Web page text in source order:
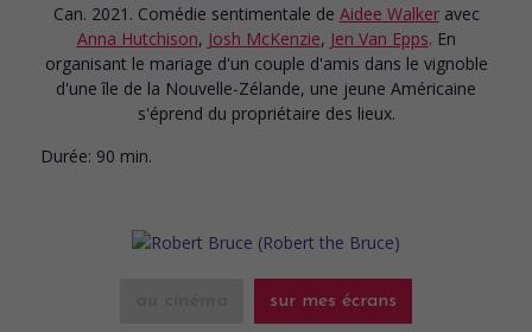
Can. 2021. Comédie sentimentale de Aidee Walker avec
Anna Hutchison, Josh McKenzie, Jen Van Epps. En
organisant le mariage d'un couple d'amis dans le vignoble
d'une île de la Nouvelle-Zélande, une jeune Américaine
s'éprend du propriétaire des lieux.
Durée: 90 min.
sur mes écrans